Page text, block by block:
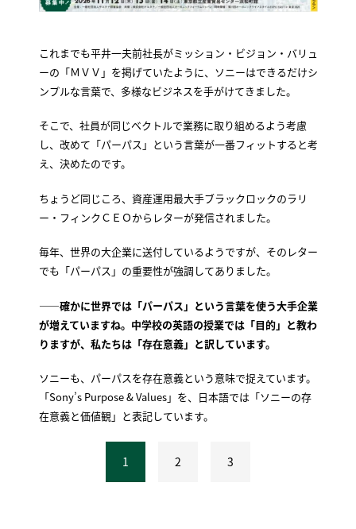
これまでも平井一夫前社長がミッション・ビジョン・バリュ
ーの「ＭＶＶ」を掲げていたように、ソニーはできるだけシ
ンプルな言葉で、多様なビジネスを手がけてきました。
そこで、社員が同じベクトルで業務に取り組めるよう考慮
し、改めて「パーパス」という言葉が一番フィットすると考
え、決めたのです。
ちょうど同じころ、資産運用最大手ブラックロックのラリ
ー・フィンクＣＥＯからレターが発信されました。
毎年、世界の大企業に送付しているようですが、そのレター
でも「パーパス」の重要性が強調してありました。
——確かに世界では「パーパス」という言葉を使う大手企業
が増えていますね。中学校の英語の授業では「目的」と教わ
りますが、私たちは「存在意義」と訳しています。
ソニーも、パーパスを存在意義という意味で捉えています。
「Sony’s Purpose & Values」を、日本語では「ソニーの存
在意義と価値観」と表記しています。
1 2 3